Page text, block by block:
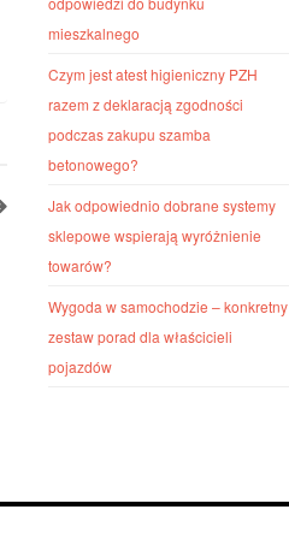
mieszkalnego
Czym jest atest higieniczny PZH
razem z deklaracją zgodności
podczas zakupu szamba
betonowego?
Jak odpowiednio dobrane systemy
sklepowe wspierają wyróżnienie
towarów?
Wygoda w samochodzie – konkretny
zestaw porad dla właścicieli
pojazdów